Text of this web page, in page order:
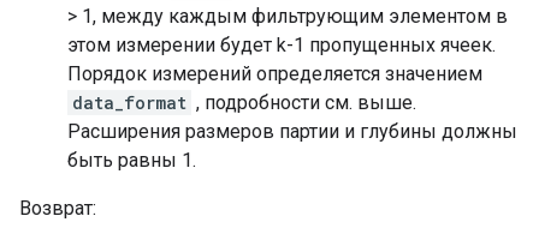
> 1, между каждым фильтрующим элементом в
этом измерении будет k-1 пропущенных ячеек.
Порядок измерений определяется значением
data_format , подробности см. выше.
Расширения размеров партии и глубины должны
быть равны 1.
Возврат: